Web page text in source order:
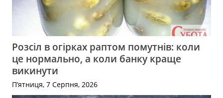
Розсіл в огірках раптом помутнів: коли
це нормально, а коли банку краще
викинути
П’ятниця, 7 Серпня, 2026